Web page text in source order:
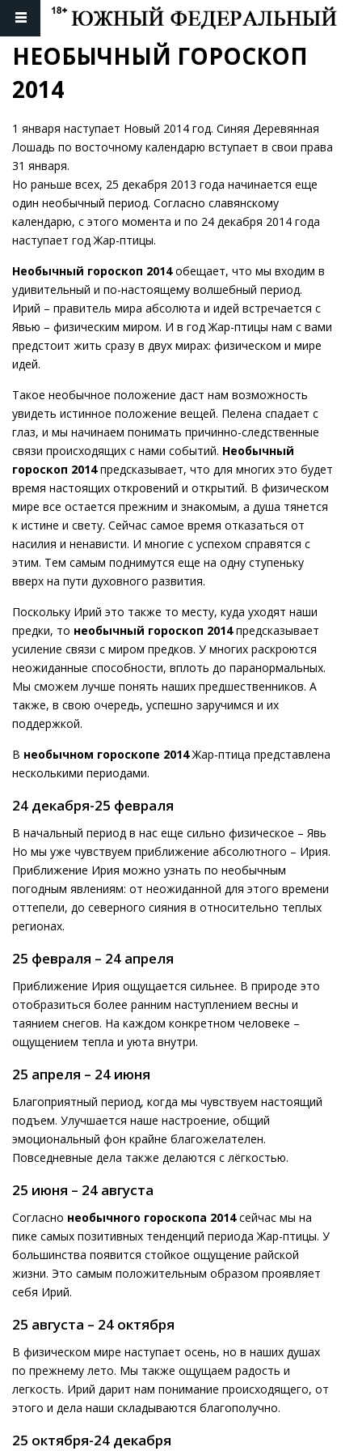
НЕОБЫЧНЫЙ ГОРОСКОП
2014
1 января наступает Новый 2014 год. Синяя Деревянная
Лошадь по восточному календарю вступает в свои права
31 января.
Но раньше всех, 25 декабря 2013 года начинается еще
один необычный период. Согласно славянскому
календарю, с этого момента и по 24 декабря 2014 года
наступает год Жар-птицы.
Необычный гороскоп 2014обещает, что мы входим в
удивительный и по-настоящему волшебный период.
Ирий – правитель мира абсолюта и идей встречается с
Явью – физическим миром. И в год Жар-птицы нам с вами
предстоит жить сразу в двух мирах: физическом и мире
идей.
Такое необычное положение даст нам возможность
увидеть истинное положение вещей. Пелена спадает с
глаз, и мы начинаем понимать причинно-следственные
связи происходящих с нами событий. Необычный
гороскоп 2014предсказывает, что для многих это будет
время настоящих откровений и открытий. В физическом
мире все остается прежним и знакомым, а душа тянется
к истине и свету. Сейчас самое время отказаться от
насилия и ненависти. И многие с успехом справятся с
этим. Тем самым поднимутся еще на одну ступеньку
вверх на пути духовного развития.
Поскольку Ирий это также то месту, куда уходят наши
предки, то необычный гороскоп 2014предсказывает
усиление связи с миром предков. У многих раскроются
неожиданные способности, вплоть до паранормальных.
Мы сможем лучше понять наших предшественников. А
также, в свою очередь, успешно заручимся и их
поддержкой.
В необычном гороскопе 2014Жар-птица представлена
несколькими периодами.
24 декабря-25 февраля
В начальный период в нас еще сильно физическое – Явь
Но мы уже чувствуем приближение абсолютного – Ирия.
Приближение Ирия можно узнать по необычным
погодным явлениям: от неожиданной для этого времени
оттепели, до северного сияния в относительно теплых
регионах.
25 февраля – 24 апреля
Приближение Ирия ощущается сильнее. В природе это
отобразиться более ранним наступлением весны и
таянием снегов. На каждом конкретном человеке –
ощущением тепла и уюта внутри.
25 апреля – 24 июня
Благоприятный период, когда мы чувствуем настоящий
подъем. Улучшается наше настроение, общий
эмоциональный фон крайне благожелателен.
Повседневные дела также делаются с лёгкостью.
25 июня – 24 августа
Согласно необычного гороскопа 2014сейчас мы на
пике самых позитивных тенденций периода Жар-птицы. У
большинства появится стойкое ощущение райской
жизни. Это самым положительным образом проявляет
себя Ирий.
25 августа – 24 октября
В физическом мире наступает осень, но в наших душах
по прежнему лето. Мы также ощущаем радость и
легкость. Ирий дарит нам понимание происходящего, от
этого и дела наши складываются благополучно.
25 октября-24 декабря